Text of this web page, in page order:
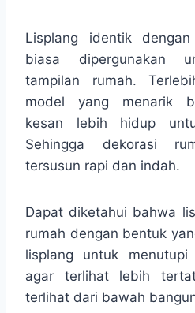
Lisplang identik
biasa dipergunakan
tampilan rumah.
model yang menarik
kesan lebih hidup
Sehingga dekorasi
tersusun rapi dan indah.
Dapat diketahui bahwa
rumah dengan bentuk
lisplang untuk
agar terlihat lebih
terlihat dari bawah